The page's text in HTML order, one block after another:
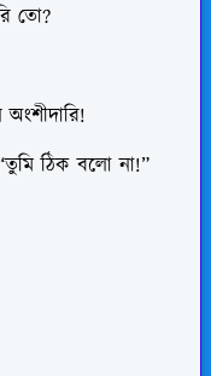
তো?
ঠিক বলো না!”